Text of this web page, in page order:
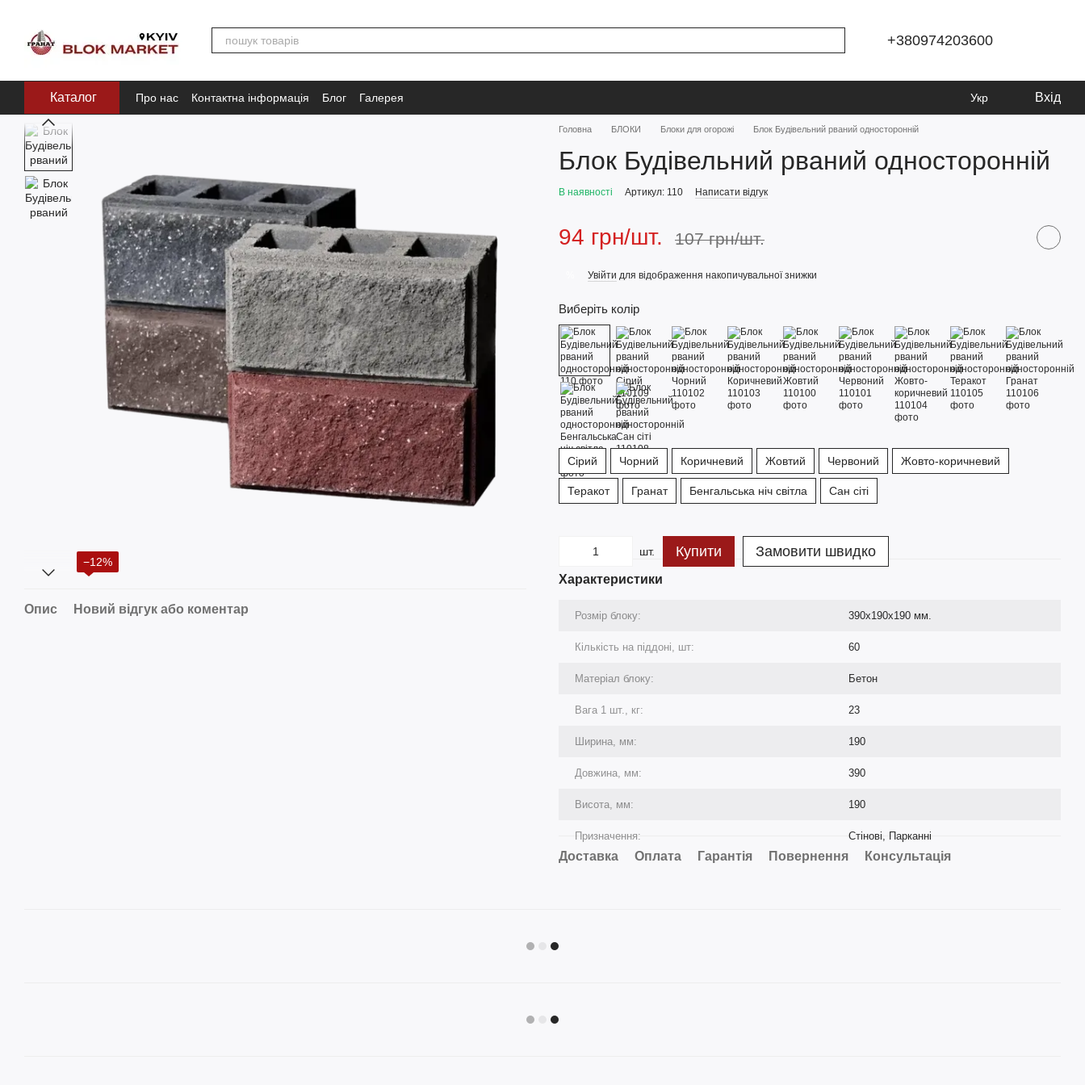
+380974203600
Каталог Про нас Контактна інформація Блог Галерея Укр Вхід
−12%
Опис Новий відгук або коментар
Головна БЛОКИ Блоки для огорожі Блок Будівельний рваний односторонній
Блок Будівельний рваний односторонній
В наявності Артикул: 110 Написати відгук
94 грн/шт. 107 грн/шт.
Увійти для відображення накопичувальної знижки
Виберіть колір
Сірий Чорний Коричневий Жовтий Червоний Жовто-коричневий
Теракот Гранат Бенгальська ніч світла Сан сіті
шт. Купити Замовити швидко
Характеристики
Розмір блоку: 390х190х190 мм.
Кількість на піддоні, шт: 60
Матеріал блоку: Бетон
Вага 1 шт., кг: 23
Ширина, мм: 190
Довжина, мм: 390
Висота, мм: 190
Призначення: Стінові, Парканні
Доставка Оплата Гарантія Повернення Консультація